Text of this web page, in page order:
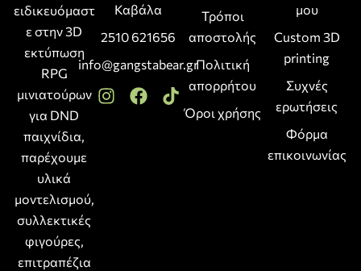
ειδικευόμαστ
ε στην 3D
εκτύπωση
RPG
μινιατούρων
για DND
παιχνίδια,
παρέχουμε
υλικά
μοντελισμού,
συλλεκτικές
φιγούρες,
επιτραπέζια
Καβάλα
2510 621656
info@gangstabear.gr
Τρόποι
αποστολής
Πολιτική
απορρήτου
Όροι χρήσης
μου
Custom 3D
printing
Συχνές
ερωτήσεις
Φόρμα
επικοινωνίας